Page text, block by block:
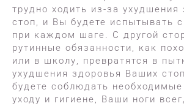
трудно ходить из-за ухудшения
стоп, и Вы будете испытывать
при каждом шаге. С другой
рутинные обязанности, как
или в школу, превратятся в
ухудшения здоровья Ваших
будете соблюдать
уходу и гигиене, Ваши ноги